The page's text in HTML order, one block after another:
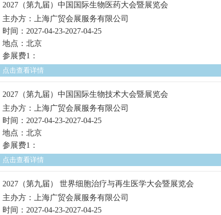
2027（第九届）中国国际生物医药大会暨展览会
主办方：上海广贸会展服务有限公司
时间：2027-04-23-2027-04-25
地点：北京
参展费1：
点击查看详情
2027（第九届）中国国际生物技术大会暨展览会
主办方：上海广贸会展服务有限公司
时间：2027-04-23-2027-04-25
地点：北京
参展费1：
点击查看详情
2027（第九届） 世界细胞治疗与再生医学大会暨展览会
主办方：上海广贸会展服务有限公司
时间：2027-04-23-2027-04-25